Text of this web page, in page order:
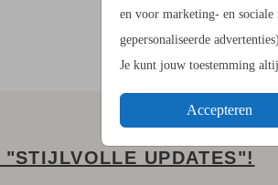
en voor marketing- en sociale
gepersonaliseerde
Je kunt jouw toestemming
Accepteren
UPDATES"!